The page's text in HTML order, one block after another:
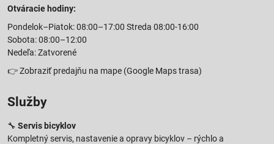
Otváracie hodiny:
Pondelok–Piatok: 08:00–17:00 Streda 08:00-16:00
Sobota: 08:00–12:00
Nedeľa: Zatvorené
👉Zobraziť predajňu na mape (Google Maps trasa)
Služby
🔧 Servis bicyklov
Kompletný servis, nastavenie a opravy bicyklov – rýchlo a